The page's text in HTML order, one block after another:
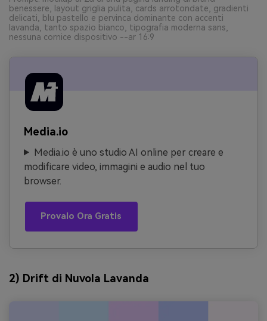
benessere, layout griglia pulita, cards arrotondate, gradienti
delicati, blu pastello e pervinca dominante con accenti
lavanda, tanto spazio bianco, tipografia moderna sans,
nessuna cornice dispositivo --ar 16:9
Media.io
Media.io è uno studio AI online per creare e
modificare video, immagini e audio nel tuo
browser.
Provalo Ora Gratis
2) Drift di Nuvola Lavanda